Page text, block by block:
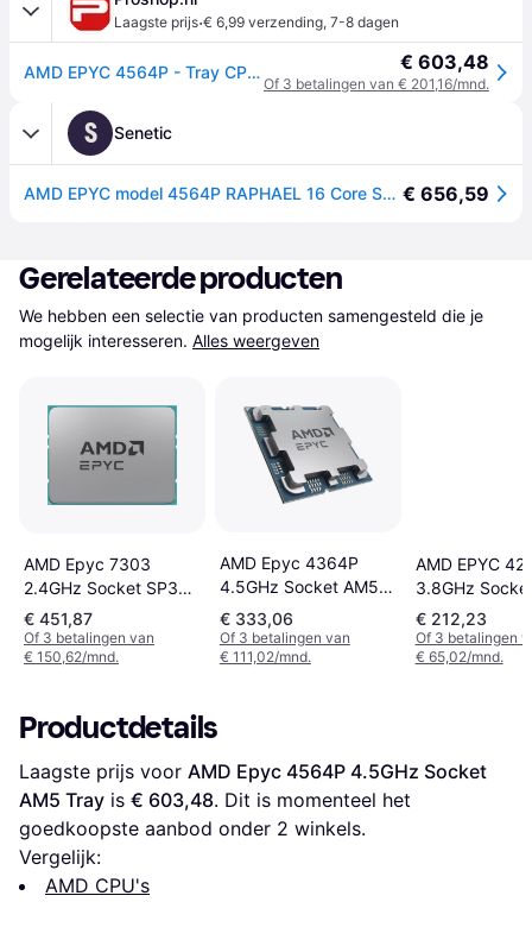
Laagste prijs·€ 6,99 verzending, 7-8 dagen
AMD EPYC 4564P - Tray CPU - 16 kernen - 4.5 GHz - AMD AM5 - OEM/tray (zonder koeler) € 603,48
Of 3 betalingen van € 201,16/mnd.
S Senetic
AMD EPYC model 4564P RAPHAEL 16 Core Socket AM5 TRAY 100-000001476 € 656,59
Gerelateerde producten
We hebben een selectie van producten samengesteld die je
mogelijk interesseren. Alles weergeven
AMD Epyc 7303
2.4GHz Socket SP3
Tray
€ 451,87
Of 3 betalingen van
€ 150,62/mnd.
AMD Epyc 4364P
4.5GHz Socket AM5
Tray
€ 333,06
Of 3 betalingen van
€ 111,02/mnd.
AMD EPYC
3.8GHz
Tray
€ 212,23
Of 3 betalingen
€ 65,02/mnd.
Productdetails
Laagste prijs voor AMD Epyc 4564P 4.5GHz Socket
AM5 Tray is € 603,48. Dit is momenteel het
goedkoopste aanbod onder 2 winkels.
Vergelijk:
AMD CPU's